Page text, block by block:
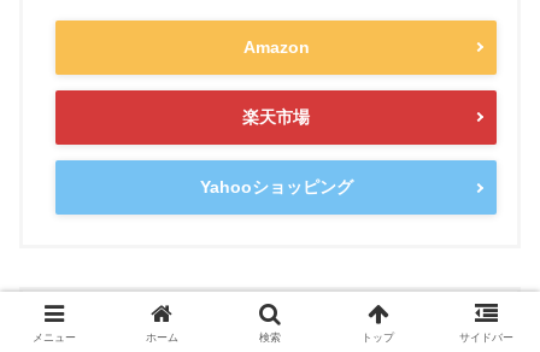
Amazon
楽天市場
Yahooショッピング
メニュー ホーム 検索 トップ サイドバー